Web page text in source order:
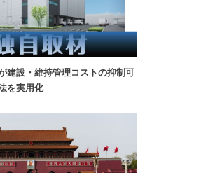
建設・維持管理コストの抑制可
を実用化